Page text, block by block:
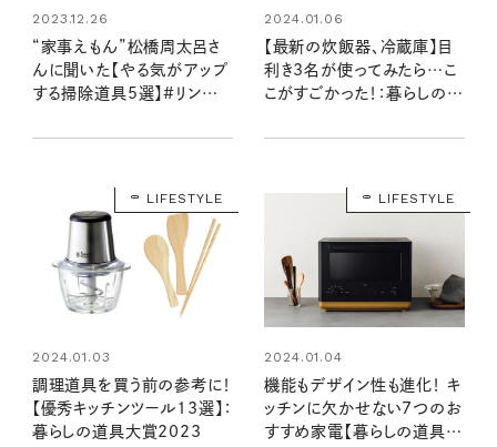
2023.12.26
“家事えもん”松橋周太呂さ
んに聞いた【やる気がアップ
する掃除道具5選】#リンネ
2024.01.06
【最新の炊飯器、冷蔵庫】目
利き3名が使ってみたら…こ
こがすごかった！：暮らしの道
LIFESTYLE
2024.01.03
調理道具を買う前の参考に！
【優秀キッチンツール13選】：
暮らしの道具大賞2023
LIFESTYLE
2024.01.04
機能もデザイン性も進化！ キ
ッチンに欠かせない7つのお
すすめ家電【暮らしの道具大